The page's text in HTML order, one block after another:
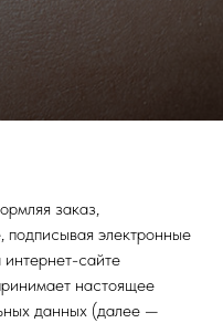
заказ,
подписывая электронные
интернет-сайте
настоящее
данных (далее —